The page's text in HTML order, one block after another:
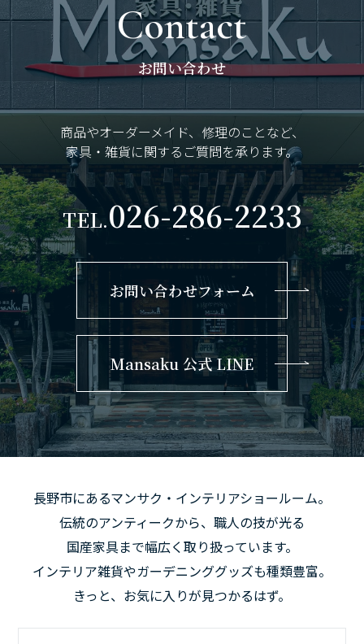
Contact
お問い合わせ
商品やオーダーメイド、修理のことなど、
家具・雑貨に関するご質問を承ります。
TEL.026-286-2233
お問い合わせフォーム
Mansaku 公式 LINE
長野市にあるマンサク・インテリアショールーム。
伝統のアンティークから、職人の技が光る
国産家具まで幅広く取り扱っています。
インテリア雑貨やガーデニンググッズも種類豊富。
きっと、お気に入りが見つかるはず。